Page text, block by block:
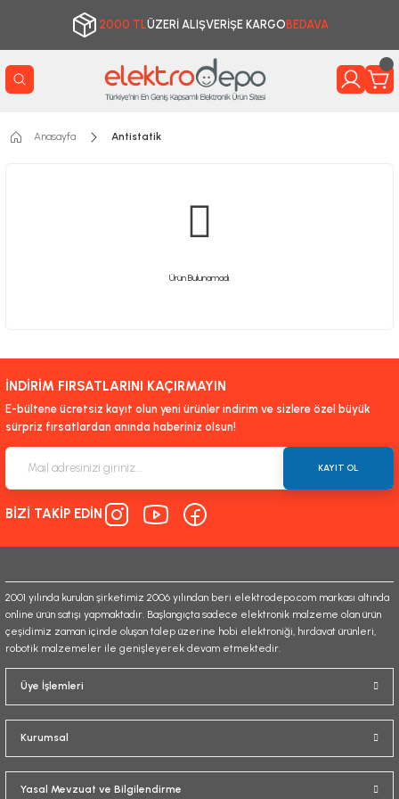
2000 TLÜZERİ ALIŞVERİŞE KARGO BEDAVA
Anasayfa Antistatik
Ürün Bulunamadı.
İNDİRİM FIRSATLARINI KAÇIRMAYIN
E-bültene ücretsiz kayıt olun yeni ürünler indirim ve sizlere özel büyük
sürpriz fırsatlardan anında haberiniz olsun!
KAYIT OL
BİZİ TAKİP EDİN
2001 yılında kurulan şirketimiz 2006 yılından beri elektrodepo.com markası altında
online ürün satışı yapmaktadır. Başlangıçta sadece elektronik malzeme olan ürün
çeşidimiz zaman içinde oluşan talep üzerine hobi elektroniği, hırdavat ürünleri,
robotik malzemeler ile genişleyerek devam etmektedir.
Üye İşlemleri
Kurumsal
Yasal Mevzuat ve Bilgilendirme